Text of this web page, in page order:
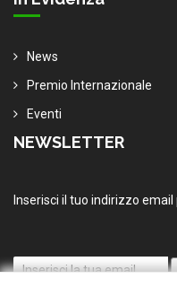
News
Premio Internazionale
Eventi
NEWSLETTER
Inserisci il tuo indirizzo